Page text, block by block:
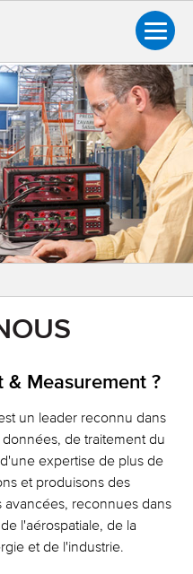
& Measurement ?
un leader reconnu dans
de traitement du
expertise de plus de
et produisons des
avancées, reconnues dans
l'aérospatiale, de la
et de l'industrie.